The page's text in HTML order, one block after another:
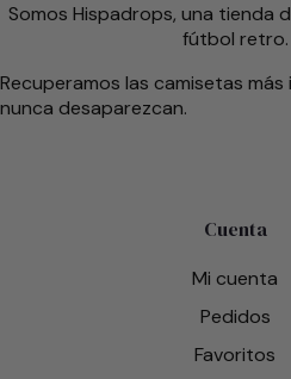
Somos Hispadrops, una tienda
fútbol retro.
Recuperamos las camisetas
nunca desaparezcan.
Cuenta
Mi cuenta
Pedidos
Favoritos